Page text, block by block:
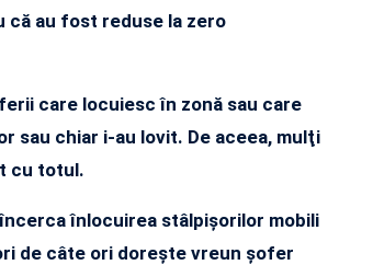
au fost reduse la zero
care locuiesc în zonă sau care
sau chiar i-au lovit. De aceea, mulţi
cu totul.
înlocuirea stâlpişorilor mobili
de câte ori doreşte vreun şofer